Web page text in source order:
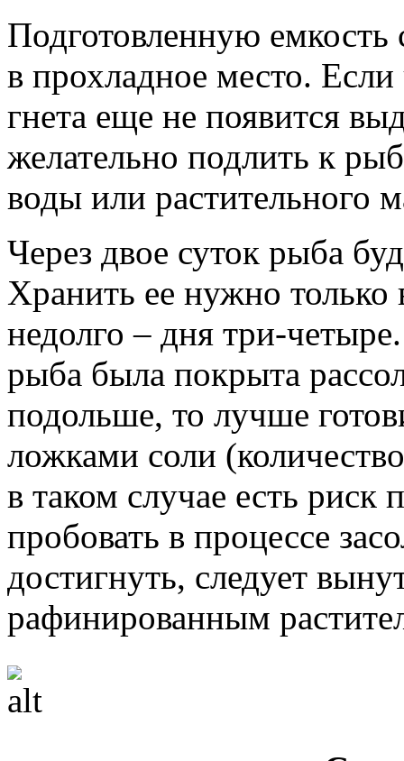
Подготовленную
в прохладное место. Если
гнета еще не появится
желательно подлить к
воды или растительного
Через двое суток рыба
Хранить ее нужно только
недолго – дня три-
рыба была покрыта
подольше, то лучше
ложками соли
в таком случае есть
пробовать в процессе
достигнуть, следует
рафинированным